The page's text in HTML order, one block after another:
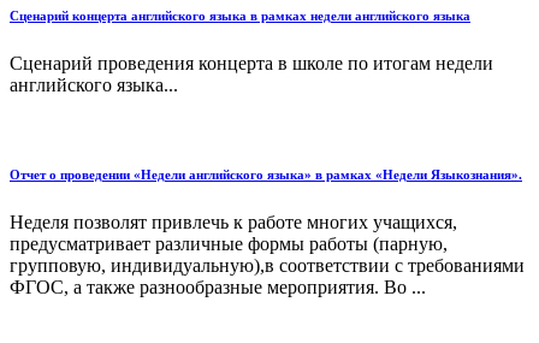
Сценарий концерта английского языка в рамках недели английского языка
Сценарий проведения концерта в школе по итогам недели
английского языка...
Отчет о проведении «Недели английского языка» в рамках «Недели Языкознания».
Неделя позволят привлечь к работе многих учащихся,
предусматривает различные формы работы (парную,
групповую, индивидуальную),в соответствии с требованиями
ФГОС, а также разнообразные мероприятия. Во ...